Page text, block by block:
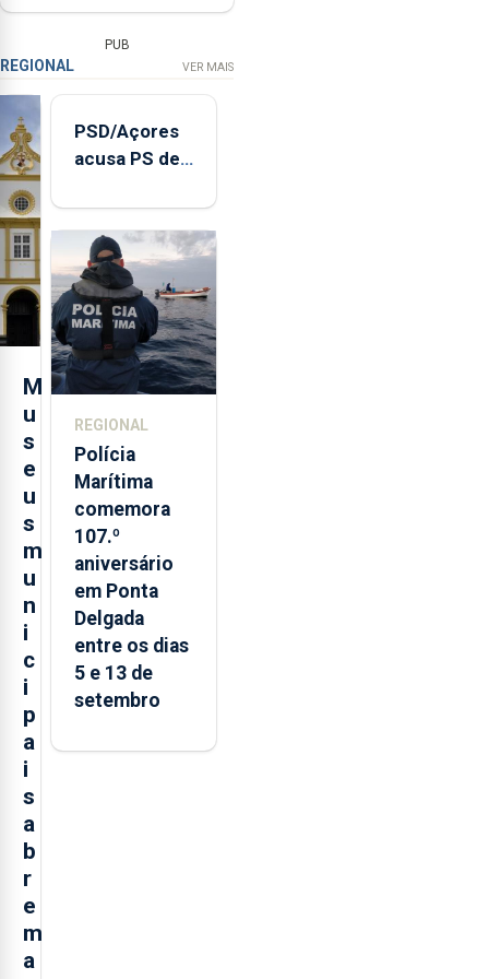
PUB
REGIONAL VER MAIS
M
u
s
e
u
s
m
u
n
i
c
i
p
a
i
s
a
b
r
e
m
a
PSD/Açores
acusa PS de
contraditória"
sobre
evolução
turística
REGIONAL
Polícia
Marítima
comemora
107.º
aniversário
em Ponta
Delgada
entre os dias
5 e 13 de
setembro